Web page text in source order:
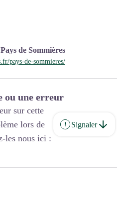
de Sommières
pays-de-sommieres/
ou une erreur
sur cette
lors de
les nous ici :
Signaler